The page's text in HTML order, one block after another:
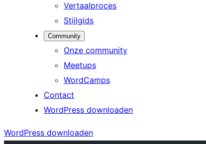
Vertaalproces
Stijlgids
Community
Onze community
Meetups
WordCamps
Contact
WordPress downloaden
WordPress downloaden